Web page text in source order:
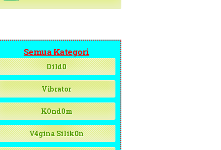
Semua Kategori
Dild0
Vibrator
K0nd0m
V4gina Silik0n